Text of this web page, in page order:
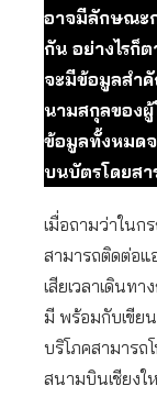
อาจมีลักษณะ
กัน อย่างไรก็
จะมีข้อมูลสำคั
นามสกุลของผู้
ข้อมูลทั้งหมดจ
บนบัตรโดยสา
เมื่อถามว่าในก
สามารถติดต่อแ
เสียเวลาเดิน
มี พร้อมกับเขีย
บริโภคสามารถ
สนามบินเชียงใ